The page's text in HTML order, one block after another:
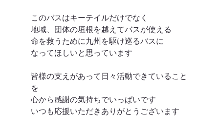
このバスはキーテイルだけでなく
地域、団体の垣根を越えてバスが使える
命を救うために九州を駆け巡るバスに
なってほしいと思っています
皆様の支えがあって日々活動できていること
を
心から感謝の気持ちでいっぱいです
いつも応援いただきありがとうございます